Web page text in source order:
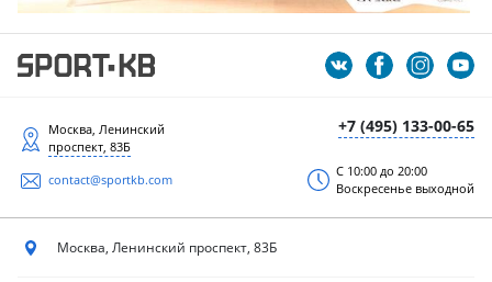
+7 (495) 133-00-65
Москва, Ленинский
проспект, 83Б
contact@sportkb.com
С 10:00 до 20:00
Воскресенье выходной
Москва, Ленинский проспект, 83Б